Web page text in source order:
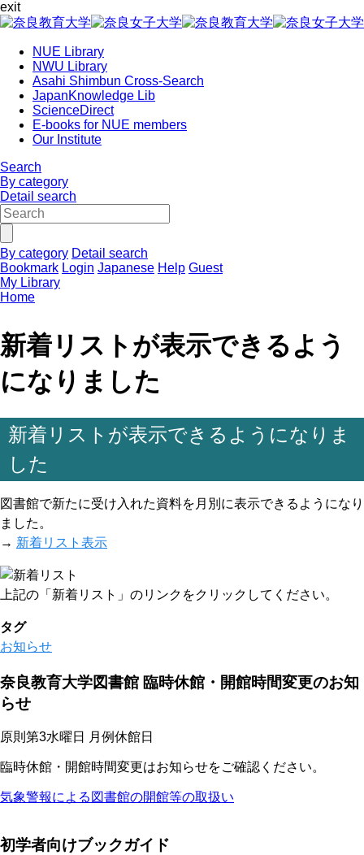
exit
NUE Library
NWU Library
Asahi Shimbun Cross-Search
JapanKnowledge Lib
ScienceDirect
E-books for NUE members
Our Institute
Search
By category
Detail search
By category Detail search
Bookmark Login Japanese Help Guest
My Library
Home
新着リストが表示できるよう
になりました
新着リストが表示できるようになりま
した
図書館で新たに受け入れた資料を月別に表示できるようになり
ました。
→ 新着リスト表示
上記の「新着リスト」のリンクをクリックしてください。
タグ
お知らせ
奈良教育大学図書館 臨時休館・開館時間変更のお知
らせ
原則第3水曜日 月例休館日
臨時休館・開館時間変更はお知らせをご確認ください。
気象警報による図書館の開館等の取扱い
初学者向けブックガイド